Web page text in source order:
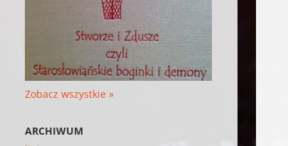
Zobacz wszystkie »
ARCHIWUM